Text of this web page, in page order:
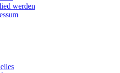
werden